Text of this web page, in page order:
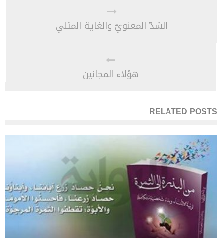
الشدّ المعنويّ والغاية المثلي
هؤلاء المجانين
RELATED POSTS